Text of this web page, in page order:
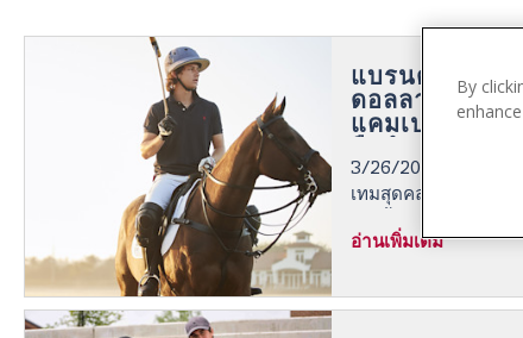
แบรนด์กีฬามูล
ดอลลาร์ U.S.
แคมเปญเสื้อโ
3/26/2026 - ในวันนี้
เทมสุดคลาสสิกชิ้นนี้ ซึ่
ถูกส่งต่อผ่านรุ่นสู่รุ่น ข
อ่านเพิ่มเติม
By